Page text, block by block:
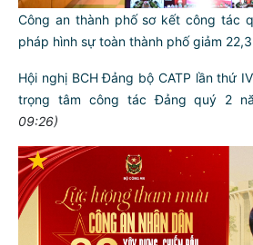
Lực lượng Cảnh sát Hình sự Công
thành công một đường dây chế tạo,
đạn quân dụng quy mô lớn (04/04/